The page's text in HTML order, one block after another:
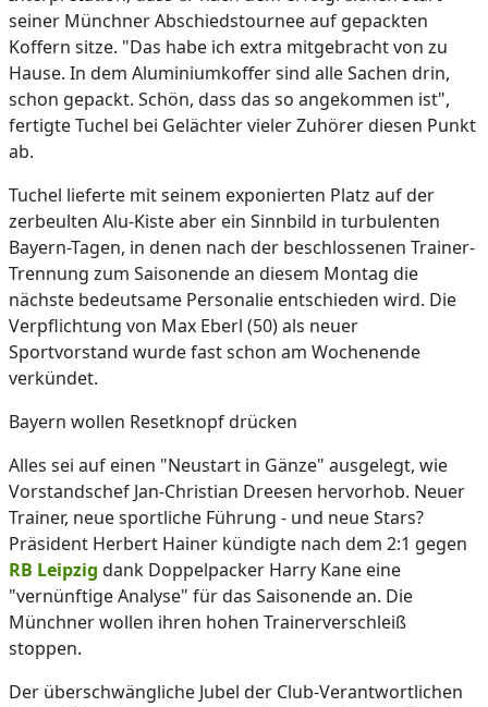
seiner Münchner Abschiedstournee auf gepackten
Koffern sitze. "Das habe ich extra mitgebracht von zu
Hause. In dem Aluminiumkoffer sind alle Sachen drin,
schon gepackt. Schön, dass das so angekommen ist",
fertigte Tuchel bei Gelächter vieler Zuhörer diesen Punkt
ab.
Tuchel lieferte mit seinem exponierten Platz auf der
zerbeulten Alu-Kiste aber ein Sinnbild in turbulenten
Bayern-Tagen, in denen nach der beschlossenen Trainer-
Trennung zum Saisonende an diesem Montag die
nächste bedeutsame Personalie entschieden wird. Die
Verpflichtung von Max Eberl (50) als neuer
Sportvorstand wurde fast schon am Wochenende
verkündet.
Bayern wollen Resetknopf drücken
Alles sei auf einen "Neustart in Gänze" ausgelegt, wie
Vorstandschef Jan-Christian Dreesen hervorhob. Neuer
Trainer, neue sportliche Führung - und neue Stars?
Präsident Herbert Hainer kündigte nach dem 2:1 gegen
RB Leipzig dank Doppelpacker Harry Kane eine
"vernünftige Analyse" für das Saisonende an. Die
Münchner wollen ihren hohen Trainerverschleiß
stoppen.
Der überschwängliche Jubel der Club-Verantwortlichen